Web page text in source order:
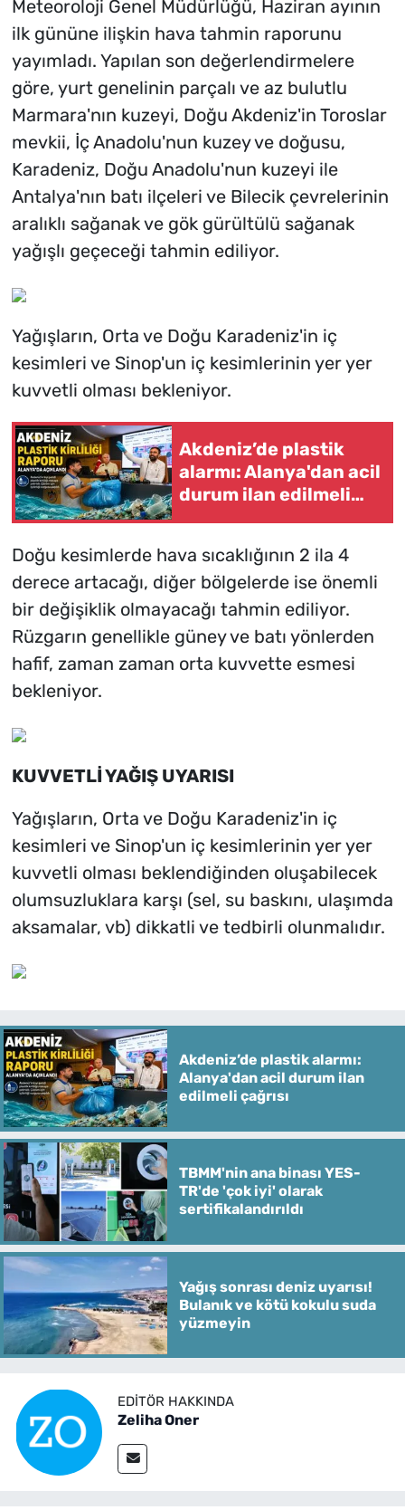
Meteoroloji Genel Müdürlüğü, Haziran ayının
ilk gününe ilişkin hava tahmin raporunu
yayımladı. Yapılan son değerlendirmelere
göre, yurt genelinin parçalı ve az bulutlu
Marmara'nın kuzeyi, Doğu Akdeniz'in Toroslar
mevkii, İç Anadolu'nun kuzey ve doğusu,
Karadeniz, Doğu Anadolu'nun kuzeyi ile
Antalya'nın batı ilçeleri ve Bilecik çevrelerinin
aralıklı sağanak ve gök gürültülü sağanak
yağışlı geçeceği tahmin ediliyor.
Yağışların, Orta ve Doğu Karadeniz'in iç
kesimleri ve Sinop'un iç kesimlerinin yer yer
kuvvetli olması bekleniyor.
Akdeniz’de plastik
alarmı: Alanya'dan acil
durum ilan edilmeli
Doğu kesimlerde hava sıcaklığının 2 ila 4
derece artacağı, diğer bölgelerde ise önemli
bir değişiklik olmayacağı tahmin ediliyor.
Rüzgarın genellikle güney ve batı yönlerden
hafif, zaman zaman orta kuvvette esmesi
bekleniyor.
KUVVETLİ YAĞIŞ UYARISI
Yağışların, Orta ve Doğu Karadeniz'in iç
kesimleri ve Sinop'un iç kesimlerinin yer yer
kuvvetli olması beklendiğinden oluşabilecek
olumsuzluklara karşı (sel, su baskını, ulaşımda
aksamalar, vb) dikkatli ve tedbirli olunmalıdır.
Akdeniz’de plastik alarmı:
Alanya'dan acil durum ilan
edilmeli çağrısı
TBMM'nin ana binası YES-
TR'de 'çok iyi' olarak
sertifikalandırıldı
Yağış sonrası deniz uyarısı!
Bulanık ve kötü kokulu suda
yüzmeyin
EDITÖR HAKKINDA
Zeliha Oner